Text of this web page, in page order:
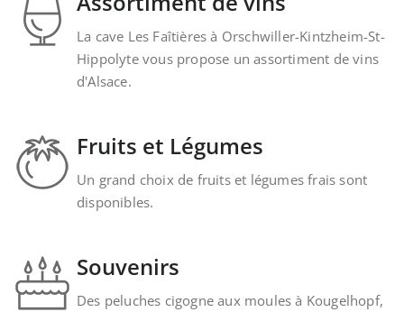
La cave Les Faîtières à Orschwiller-Kintzheim-St-
Hippolyte vous propose un assortiment de vins
d'Alsace.
Fruits et Légumes
Un grand choix de fruits et légumes frais sont
disponibles.
Souvenirs
Des peluches cigogne aux moules à Kougelhopf,